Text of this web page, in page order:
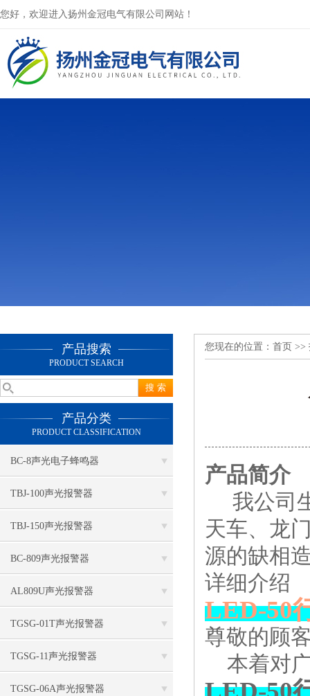
您好，欢迎进入扬州金冠电气有限公司网站！
产品搜索
PRODUCT SEARCH
产品分类
PRODUCT CLASSIFICATION
BC-8声光电子蜂鸣器
TBJ-100声光报警器
TBJ-150声光报警器
BC-809声光报警器
AL809U声光报警器
TGSG-01T声光报警器
TGSG-11声光报警器
TGSG-06A声光报警器
您现在的位置： 首页 >>
产品简介
我公司
天车、龙
源的缺相
详细介绍
LED-50
尊敬的顾
本着对